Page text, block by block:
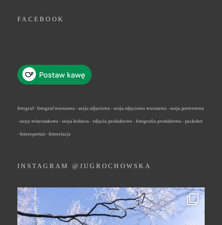
FACEBOOK
fotograf · fotograf warszawa · sesja zdjęciowa · sesja zdjęciowa warszawa · sesja portretowa
· sesja wizerunkowa · sesja kobieca · zdjęcia produktowe · fotografia produktowa · packshot
· fotoreportaż · fotorelacja
INSTAGRAM @JUGROCHOWSKA